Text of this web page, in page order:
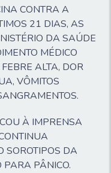
CONTRA A
21 DIAS, AS
DA SAÚDE
MÉDICO
ALTA, DOR
VÔMITOS
À IMPRENSA
SOROTIPOS DA
PÂNICO.